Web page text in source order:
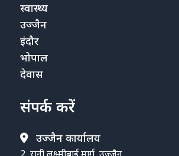
स्वास्थ्य
उज्जैन
इंदौर
भोपाल
देवास
संपर्क करें
उज्जैन कार्यालय